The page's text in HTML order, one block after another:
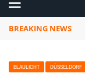
BREAKING NEWS
BLAULICHT DÜSSELDORF